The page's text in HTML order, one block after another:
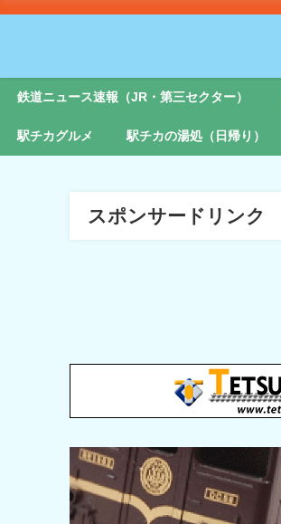
鉄道ニュース速報（JR・第三セクター）
駅チカグルメ 駅チカの湯処（日帰り）
スポンサードリンク